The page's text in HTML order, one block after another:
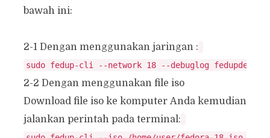
bawah ini:
2-1 Dengan menggunakan jaringan :
2-2 Dengan menggunakan file iso
Download file iso ke komputer Anda kemudian
jalankan perintah pada terminal: